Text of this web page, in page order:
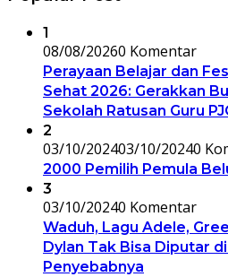
1
08/08/20260 Komentar
Perayaan Belajar dan
Sehat 2026: Gerakkan
Sekolah Ratusan Guru
2
03/10/202403/10/20240
2000 Pemilih Pemula
3
03/10/20240 Komentar
Waduh, Lagu Adele,
Dylan Tak Bisa Diputar
Penyebabnya